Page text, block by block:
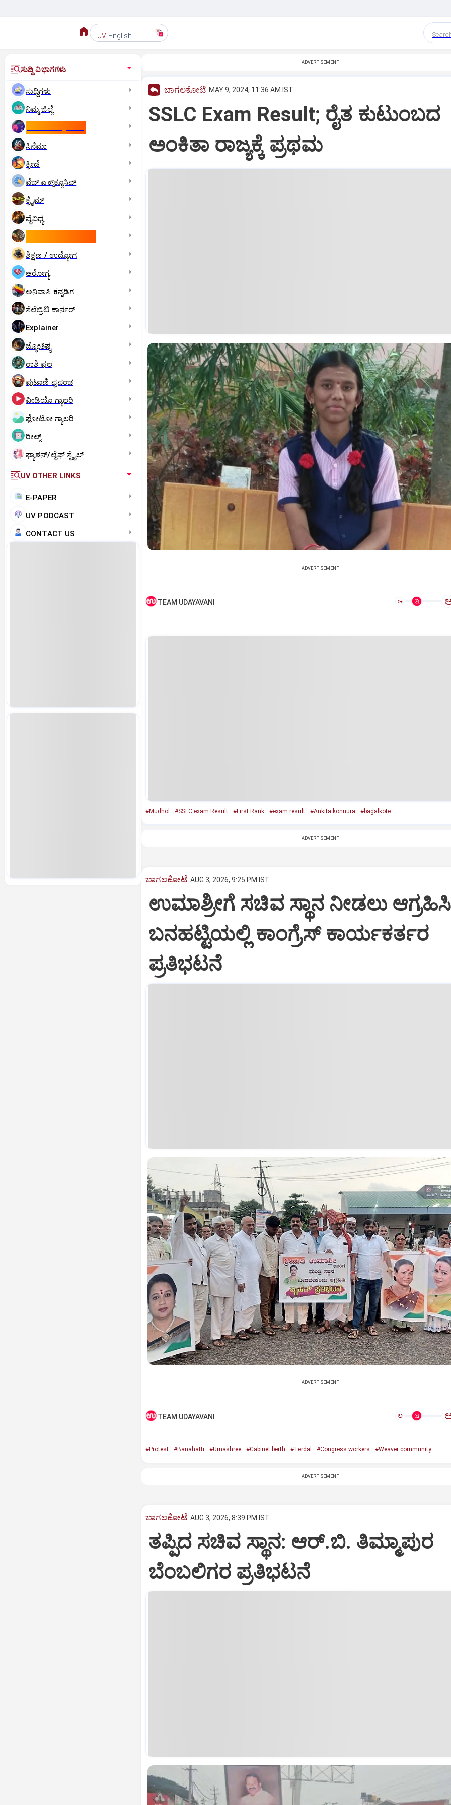
UV English
ಸುದ್ದಿ ವಿಭಾಗಗಳು
ಸುದ್ದಿಗಳು
ನಿಮ್ಮ ಜಿಲ್ಲೆ
ಸಿನೆಮಾ
ಕ್ರೀಡೆ
ವೆಬ್ ಎಕ್ಸ್‌ಕ್ಲೂಸಿವ್
ಕ್ರೈಮ್
ವೈವಿಧ್ಯ
ಶಿಕ್ಷಣ / ಉದ್ಯೋಗ
ಆರೋಗ್ಯ
ಅನಿವಾಸಿ ಕನ್ನಡಿಗ
ಸೆಲೆಬ್ರಿಟಿ ಕಾರ್ನರ್‌
Explainer
ಜ್ಯೋತಿಷ್ಯ
ರಾಶಿ ಫಲ
ಪುಟಾಣಿ ಪ್ರಪಂಚ
ವೀಡಿಯೊ ಗ್ಯಾಲರಿ
ಫೋಟೋ ಗ್ಯಾಲರಿ
ರೀಲ್ಸ್
ಫ್ಯಾಶನ್/ಲೈಫ್‌ ಸ್ಟೈಲ್
UV OTHER LINKS
E-PAPER
UV PODCAST
CONTACT US
ADVERTISEMENT
ಬಾಗಲಕೋಟೆ MAY 9, 2024, 11:36 AM IST
SSLC Exam Result; ರೈತ ಕುಟುಂಬದ
ಅಂಕಿತಾ ರಾಜ್ಯಕ್ಕೆ ಪ್ರಥಮ
ADVERTISEMENT
TEAM UDAYAVANI ಅ
#Mudhol #SSLC exam Result #First Rank #exam result #Ankita konnura #bagalkote
ADVERTISEMENT
ಬಾಗಲಕೋಟೆ AUG 3, 2026, 9:25 PM IST
ಉಮಾಶ್ರೀಗೆ ಸಚಿವ ಸ್ಥಾನ ನೀಡಲು ಆಗ್ರಹಿಸಿ
ಬನಹಟ್ಟಿಯಲ್ಲಿ ಕಾಂಗ್ರೆಸ್ ಕಾರ್ಯಕರ್ತರ
ಪ್ರತಿಭಟನೆ
ADVERTISEMENT
TEAM UDAYAVANI ಅ
#Protest #Banahatti #Umashree #Cabinet berth #Terdal #Congress workers #Weaver community.
ADVERTISEMENT
ಬಾಗಲಕೋಟೆ AUG 3, 2026, 8:39 PM IST
ತಪ್ಪಿದ ಸಚಿವ ಸ್ಥಾನ: ಆರ್.ಬಿ. ತಿಮ್ಮಾಪುರ
ಬೆಂಬಲಿಗರ ಪ್ರತಿಭಟನೆ